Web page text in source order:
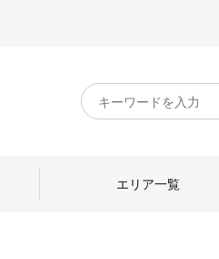
キ
ー
エリア一覧